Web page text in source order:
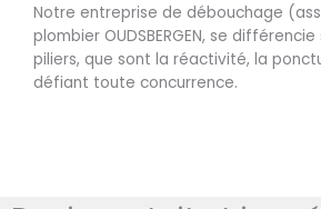
Notre entreprise de débouchage
plombier OUDSBERGEN, se
piliers, que sont la réactivité, la
défiant toute concurrence.